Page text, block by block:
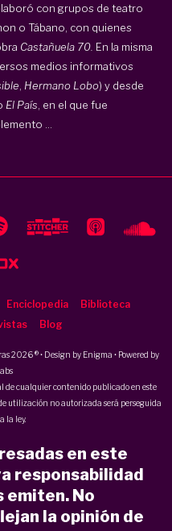
con grupos de teatro
o Tábano, con quienes
Castañuela 70. En la misma
medios informativos
Hermano Lobo) y desde
El País , en el que fue
...
Enciclopedia
Biblioteca
Blog
2026 ® • Design by Enigma • Powered by
cualquier contenido publicado en este
utilización no autorizada será perseguida
la ley.
en este
responsabilidad
emiten. No
la opinión de